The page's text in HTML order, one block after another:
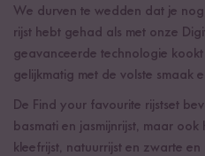
We durven te wedden dat je
rijst hebt gehad als met onze
geavanceerde technologie
gelijkmatig met de volste smaak
De Find your favourite rijstset
basmati en jasmijnrijst, maar
kleefrijst, natuurrijst en zwarte